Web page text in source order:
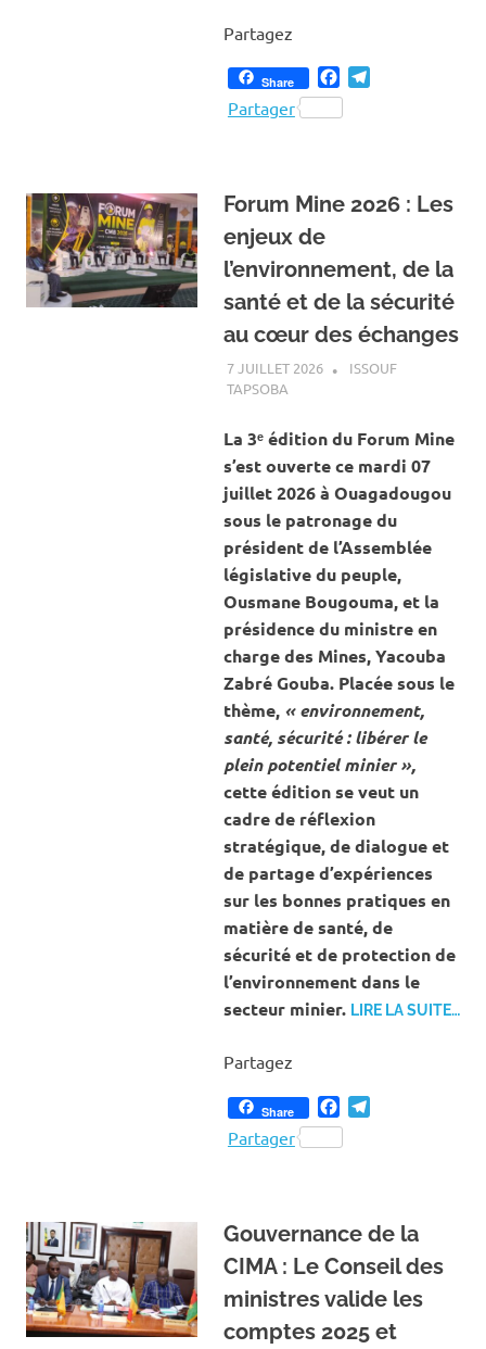
Partagez
Share Facebook
Partager
Forum Mine 2026 : Les
enjeux de
l’environnement, de la
santé et de la sécurité
au cœur des échanges
7 JUILLET 2026
ISSOUF
TAPSOBAA LA UNE
La 3ᵉ édition du Forum Mine
s’est ouverte ce mardi 07
juillet 2026 à Ouagadougou
sous le patronage du
président de l’Assemblée
législative du peuple,
Ousmane Bougouma, et la
présidence du ministre en
charge des Mines, Yacouba
Zabré Gouba. Placée sous le
thème, « environnement,
santé, sécurité : libérer le
plein potentiel minier »,
cette édition se veut un
cadre de réflexion
stratégique, de dialogue et
de partage d’expériences
sur les bonnes pratiques en
matière de santé, de
sécurité et de protection de
l’environnement dans le
secteur minier. LIRE LA SUITE…
Partagez
Share Facebook
Partager
Gouvernance de la
CIMA : Le Conseil des
ministres valide les
comptes 2025 et